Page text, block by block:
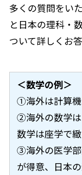
多くの質問をい
と日本の理科・
ついて詳しくお
＜数学の例＞
①海外は計算機
②海外の数学
数学は座学で
③海外の医学
が得意、日本